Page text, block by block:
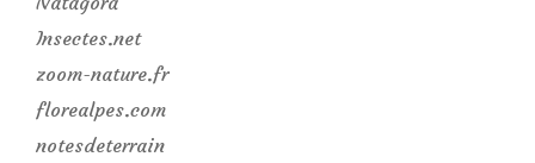
Insectes.net
zoom-nature.fr
florealpes.com
notesdeterrain